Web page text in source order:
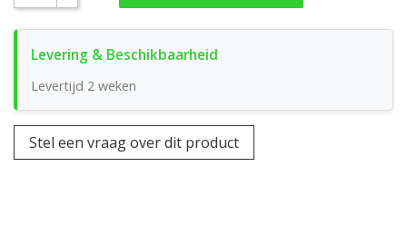
Levertijd 2 weken
Stel een vraag over dit product